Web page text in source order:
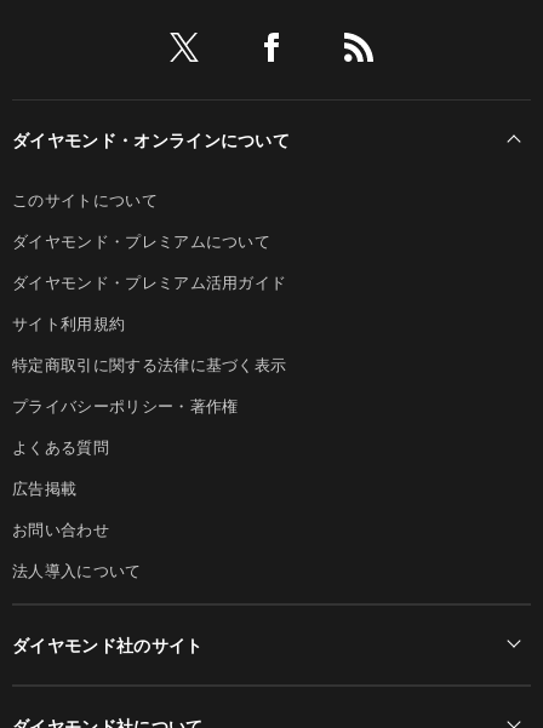
ダイヤモンド・オンラインについて
このサイトについて
ダイヤモンド・プレミアムについて
ダイヤモンド・プレミアム活用ガイド
サイト利用規約
特定商取引に関する法律に基づく表示
プライバシーポリシー・著作権
よくある質問
広告掲載
お問い合わせ
法人導入について
ダイヤモンド社のサイト